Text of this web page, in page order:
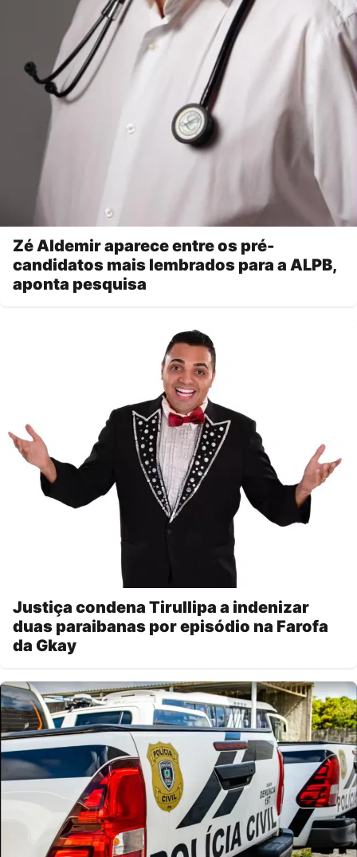
Zé Aldemir aparece entre os pré-
candidatos mais lembrados para a ALPB,
aponta pesquisa
Justiça condena Tirullipa a indenizar
duas paraibanas por episódio na Farofa
da Gkay